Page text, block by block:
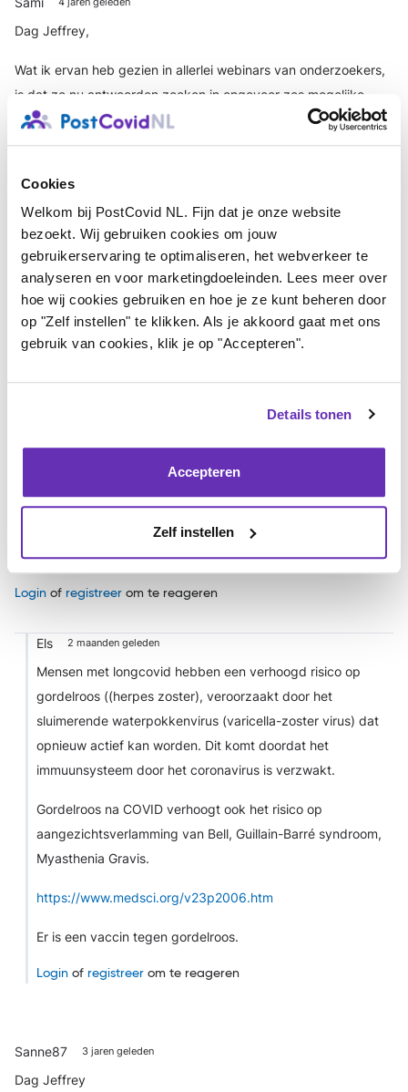
Cookies
Welkom bij PostCovid NL. Fijn dat je onze website
bezoekt. Wij gebruiken cookies om jouw
gebruikerservaring te optimaliseren, het webverkeer te
analyseren en voor marketingdoeleinden. Lees meer over
hoe wij cookies gebruiken en hoe je ze kunt beheren door
op "Zelf instellen" te klikken. Als je akkoord gaat met ons
gebruik van cookies, klik je op "Accepteren".
Details tonen
Accepteren
Zelf instellen
Dag Jeffrey,
Wat ik ervan heb gezien in allerlei webinars van onderzoekers,
is dat ze nu antwoorden zoeken in ongeveer zes mogelijke
oorzaken voor allerlei post-covidklachten. Een van die
zoeksporen is dat er iets met het immuunsysteem gebeurt,
gereactiveerd.
Zenuwpijn zou bijvoorbeeld te maken kunnen hebben met het
varicella-zostervirus, het waterpokkenvirus dat in je lichaam
blijft, en dat op volwassen leeftijd tot gordelroos kan leiden. Bij
gordelroos houdt de zenuwpijn bij sommige mensen aan. Is dat
misschien vergelijkbaar met wat jij nu voelt?
Zie:
https://www.thuisarts.nl/gordelroos/ik-houd-pijn-door-
gordelroos
Een ander ding dat van invloed kan zijn op de zenuwen is een
post-covidklachten, te maken kunnen hebben met tekort aan
vitamine B12, D en eiwitinname. (Misschien kan C-Support je
Sterkte! Sami
Login of registreer om te reageren
Els 2 maanden geleden
Mensen met longcovid hebben een verhoogd risico op
gordelroos ((herpes zoster), veroorzaakt door het
sluimerende waterpokkenvirus (varicella-zoster virus) dat
opnieuw actief kan worden. Dit komt doordat het
immuunsysteem door het coronavirus is verzwakt.
Gordelroos na COVID verhoogt ook het risico op
aangezichtsverlamming van Bell, Guillain-Barré syndroom,
Myasthenia Gravis.
https://www.medsci.org/v23p2006.htm
Er is een vaccin tegen gordelroos.
Login of registreer om te reageren
Sanne87 3 jaren geleden
Dag Jeffrey